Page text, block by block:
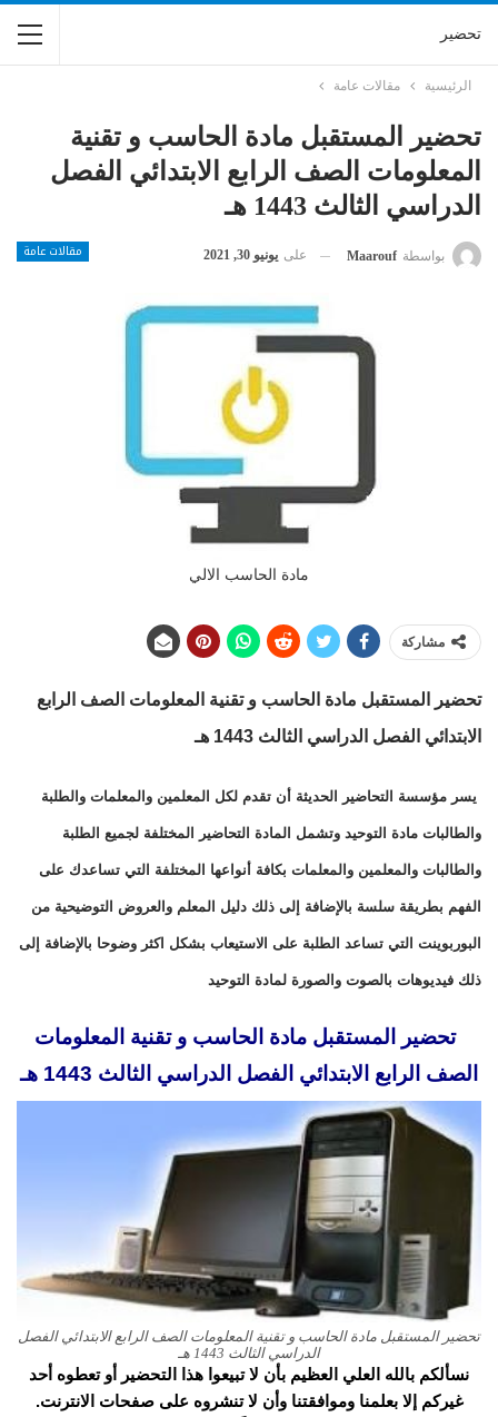
تحضير
الرئيسية مقالات عامة
تحضير المستقبل مادة الحاسب و تقنية
المعلومات الصف الرابع الابتدائي الفصل
الدراسي الثالث 1443 هـ
مقالات عامة بواسطة Maarouf على يونيو 30, 2021
مادة الحاسب الالي
مشاركة
تحضير المستقبل مادة الحاسب و تقنية المعلومات الصف الرابع
الابتدائي الفصل الدراسي الثالث 1443 هـ
يسر مؤسسة التحاضير الحديثة أن تقدم لكل المعلمين والمعلمات والطلبة
والطالبات مادة التوحيد وتشمل المادة التحاضير المختلفة لجميع الطلبة
والطالبات والمعلمين والمعلمات بكافة أنواعها المختلفة التي تساعدك على
الفهم بطريقة سلسة بالإضافة إلى ذلك دليل المعلم والعروض التوضيحية من
البوربوينت التي تساعد الطلبة على الاستيعاب بشكل اكثر وضوحا بالإضافة إلى
ذلك فيديوهات بالصوت والصورة لمادة التوحيد
تحضير المستقبل مادة الحاسب و تقنية المعلومات
الصف الرابع الابتدائي الفصل الدراسي الثالث 1443 هـ
تحضير المستقبل مادة الحاسب و تقنية المعلومات الصف الرابع الابتدائي الفصل
الدراسي الثالث 1443 هـ
نسألكم بالله العلي العظيم بأن لا تبيعوا هذا التحضير أو تعطوه أحد
غيركم إلا بعلمنا وموافقتنا وأن لا تنشروه على صفحات الانترنت.